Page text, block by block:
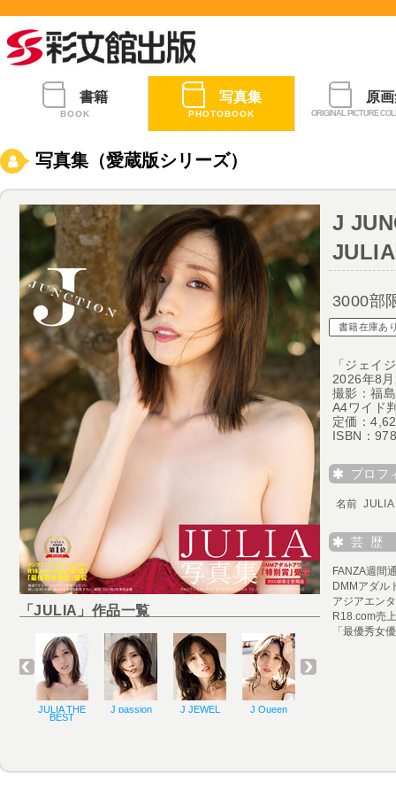
書籍
BOOK
写真集
PHOTOBOOK
原
ORIGINAL PICTURE
写真集（愛蔵版シリーズ）
「JULIA」作品一覧
J
3000部
書籍在庫あ
「ジェイ
2026年8
撮影：福
A4ワイド
定価：
ISBN：
プロフ
名前 JULIA
芸 歴